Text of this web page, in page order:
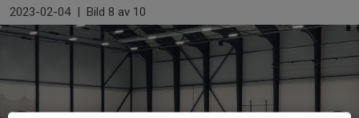
2023-02-04 | Bild 8 av 10